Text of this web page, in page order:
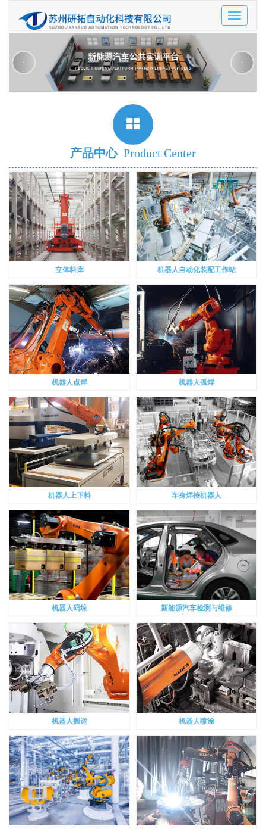
Toggle
‹ ›
产品中心 Product Center
立体料库 机器人自动化装配工作站
机器人点焊 机器人弧焊
机器人上下料 车身焊接机器人
机器人码垛 新能源汽车检测与维修
机器人搬运 机器人喷涂